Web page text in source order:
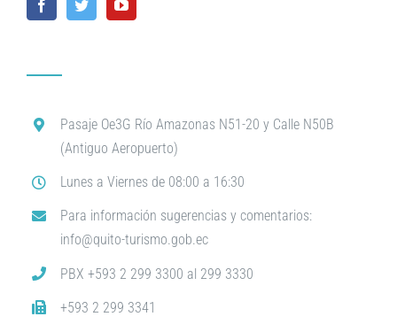
Pasaje Oe3G Río Amazonas N51-20 y Calle N50B
(Antiguo Aeropuerto)
Lunes a Viernes de 08:00 a 16:30
Para información sugerencias y comentarios:
info@quito-turismo.gob.ec
PBX +593 2 299 3300 al 299 3330
+593 2 299 3341